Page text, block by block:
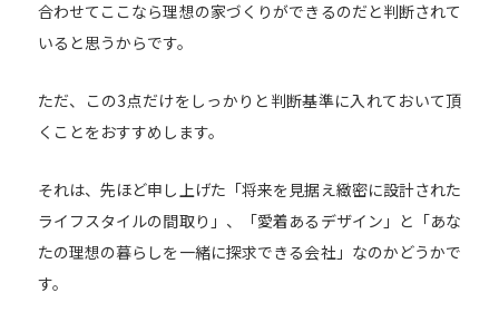
合わせてここなら理想の家づくりができるのだと判断されて
いると思うからです。
ただ、この3点だけをしっかりと判断基準に入れておいて頂
くことをおすすめします。
それは、先ほど申し上げた「将来を見据え緻密に設計された
ライフスタイルの間取り」、「愛着あるデザイン」と「あな
たの理想の暮らしを一緒に探求できる会社」なのかどうかで
す。